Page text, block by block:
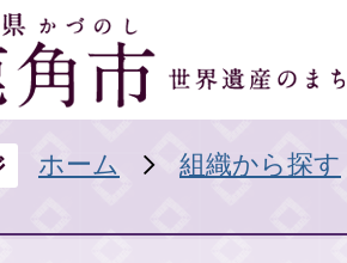
ホーム 組織から探す